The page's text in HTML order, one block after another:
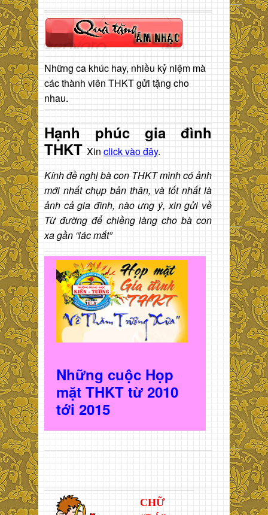
Những ca khúc hay, nhiều kỷ niệm mà
các thành viên THKT gửi tặng cho
nhau.
Hạnh phúc gia đình
THKT Xin click vào đây.
Kính đề nghị bà con THKT mình có ảnh
mới nhất chụp bản thân, và tốt nhất là
ảnh cả gia đình, nào ưng ý, xin gửi về
Từ đường để chiềng làng cho bà con
xa gần “lác mắt”
Những cuộc Họp
mặt THKT từ 2010
tới 2015
CHỮ